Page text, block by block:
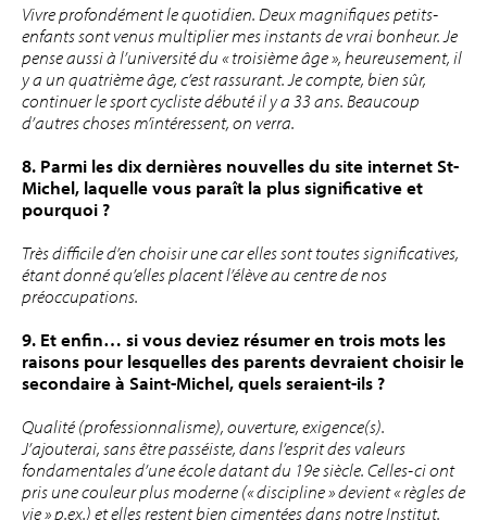
Vivre profondément le quotidien. Deux magnifiques petits-
enfants sont venus multiplier mes instants de vrai bonheur. Je
pense aussi à l’université du « troisième âge », heureusement, il
y a un quatrième âge, c’est rassurant. Je compte, bien sûr,
continuer le sport cycliste débuté il y a 33 ans. Beaucoup
d’autres choses m’intéressent, on verra.
8. Parmi les dix dernières nouvelles du site internet St-
Michel, laquelle vous paraît la plus significative et
pourquoi ?
Très difficile d’en choisir une car elles sont toutes significatives,
étant donné qu’elles placent l’élève au centre de nos
préoccupations.
9. Et enfin… si vous deviez résumer en trois mots les
raisons pour lesquelles des parents devraient choisir le
secondaire à Saint-Michel, quels seraient-ils ?
Qualité (professionnalisme), ouverture, exigence(s).
J’ajouterai, sans être passéiste, dans l’esprit des valeurs
fondamentales d’une école datant du 19e siècle. Celles-ci ont
pris une couleur plus moderne (« discipline » devient « règles de
vie » p.ex.) et elles restent bien cimentées dans notre Institut.